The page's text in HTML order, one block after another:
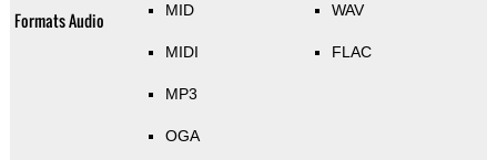
Formats Audio MID
MIDI
MP3
OGA
WAV
FLAC